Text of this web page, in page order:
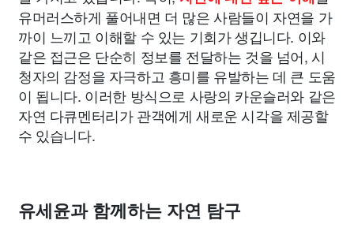
유머러스하게 풀어내면 더 많은 사람들이 자연을 가
까이 느끼고 이해할 수 있는 기회가 생깁니다. 이와
같은 접근은 단순히 정보를 전달하는 것을 넘어, 시
청자의 감정을 자극하고 흥미를 유발하는 데 큰 도움
이 됩니다. 이러한 방식으로 사랑의 카운슬러와 같은
자연 다큐멘터리가 관객에게 새로운 시각을 제공할
수 있습니다.
유세윤과 함께하는 자연 탐구